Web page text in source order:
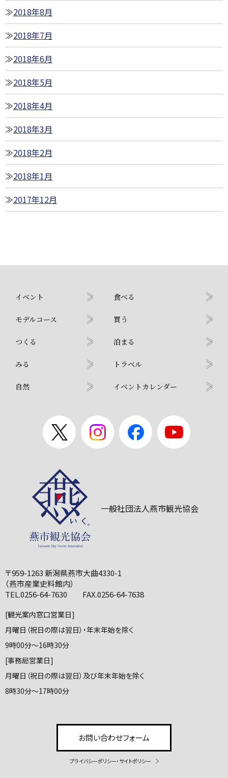
2018年8月
2018年7月
2018年6月
2018年5月
2018年4月
2018年3月
2018年2月
2018年1月
2017年12月
イベント
モデルコース
つくる
みる
自然
食べる
買う
泊まる
トラベル
イベントカレンダー
一般社団法人燕市観光協会
〒959-1263 新潟県燕市大曲4330-1
（燕市産業史料館内）
TEL.0256-64-7630 FAX.0256-64-7638
[観光案内窓口営業日]
月曜日（祝日の際は翌日）・年末年始を除く
9時00分～16時30分
[事務局営業日]
月曜日（祝日の際は翌日）及び年末年始を除く
8時30分～17時00分
お問い合わせフォーム
プライバシーポリシー・サイトポリシー